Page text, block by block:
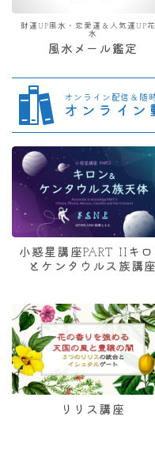
財運UP風水・恋愛運＆人気運UP
水
風水メール鑑定
オンライン配信＆随
オンライン
小惑星講座PART IIキロ
とケンタウルス族講座
リリス講座